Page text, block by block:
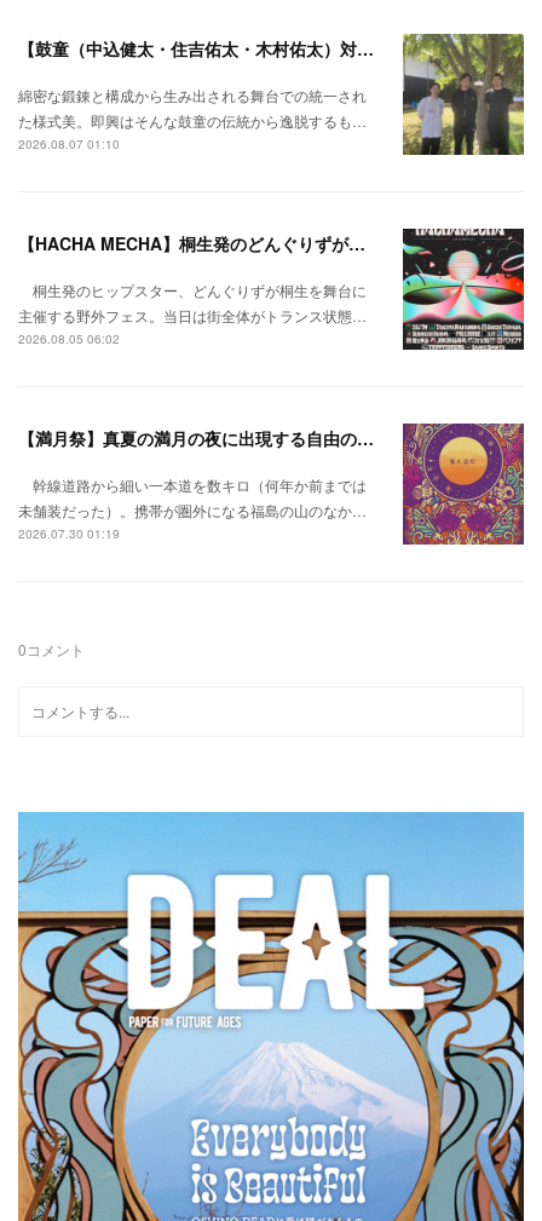
【鼓童（中込健太・住吉佑太・木村佑太）対談】即興で得られる新たな感覚。
綿密な鍛錬と構成から生み出される舞台での統一され
た様式美。即興はそんな鼓童の伝統から逸脱するも…
2026.08.07 01:10
【HACHA MECHA】桐生発のどんぐりずが桐生をハチャメチャに彩る。
桐生発のヒップスター、どんぐりずが桐生を舞台に
主催する野外フェス。当日は街全体がトランス状態…
2026.08.05 06:02
【満月祭】真夏の満月の夜に出現する自由の桃源郷。
幹線道路から細い一本道を数キロ（何年か前までは
未舗装だった）。携帯が圏外になる福島の山のなか…
2026.07.30 01:19
0コメント